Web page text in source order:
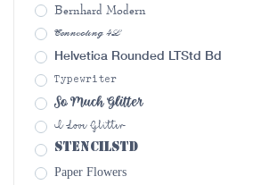
Bernhard Modern
Connecting 4L
Helvetica Rounded LTStd Bd
Typewriter
So Much Glitter
I Love Glitter
StencilStd
Paper Flowers